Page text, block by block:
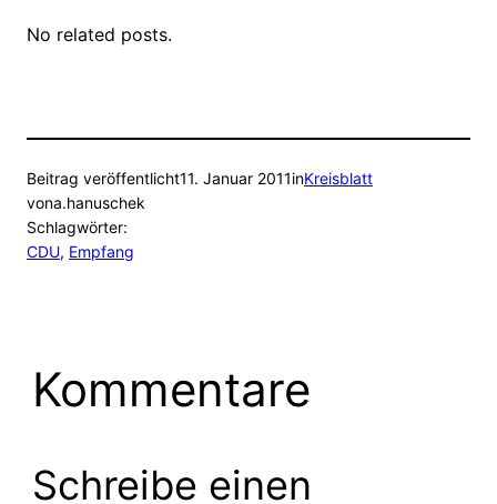
No related posts.
Beitrag veröffentlicht11. Januar 2011inKreisblatt
vona.hanuschek
Schlagwörter:
CDU, Empfang
Kommentare
Schreibe einen